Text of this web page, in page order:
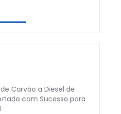
Carvão a Diesel de
com Sucesso para